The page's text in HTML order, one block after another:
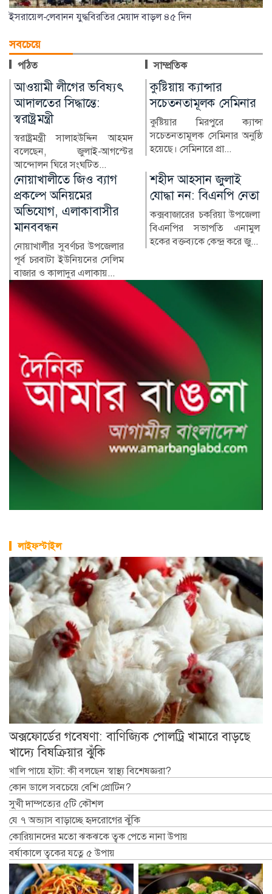
ইসরায়েল-লেবানন যুদ্ধবিরতির মেয়াদ বাড়ল ৪৫ দিন
সবচেয়ে
পঠিত সাম্প্রতিক
কুষ্টিয়ায় ক্যান্সার
সচেতনতামূলক সেমিনার
কুষ্টিয়ার মিরপুরে ক্যান্সার
সচেতনতামূলক সেমিনার অনুষ্ঠিত
হয়েছে। সেমিনারে প্রা...
লাখ টাকার ফল-নাস্তা নিয়ে
সাবেক ইউএনওকে ঘিরে
প্রশ্ন
কুষ্টিয়ার মিরপুর উপজেলার সাবেক
নির্বাহী কর্মকর্তা (ইউএনও)
শহীদ আহসান জুলাই
যোদ্ধা নন: বিএনপি নেতা
কক্সবাজারের চকরিয়া উপজেলা
বিএনপির সভাপতি এনামুল
হকের বক্তব্যকে কেন্দ্র করে জু...
হাসিনা দিল্লিতে,
পরিবারের অন্য সদস্যরা
কে কোথায়?
সাবেক প্রধানমন্ত্রী শেখ হাসিনার
সরকারের পতনের পর তাঁর
লাইফস্টাইল
অক্সফোর্ডের গবেষণা: বাণিজ্যিক পোলট্রি খামারে বাড়ছে
খাদ্যে বিষক্রিয়ার ঝুঁকি
খালি পায়ে হাঁটা: কী বলছেন স্বাস্থ্য বিশেষজ্ঞরা?
কোন ডালে সবচেয়ে বেশি প্রোটিন?
সুখী দাম্পত্যের ৫টি কৌশল
যে ৭ অভ্যাস বাড়াচ্ছে হৃদরোগের ঝুঁকি
কোরিয়ানদের মতো ঝকঝকে ত্বক পেতে নানা উপায়
বর্ষাকালে ত্বকের যত্নে ৫ উপায়